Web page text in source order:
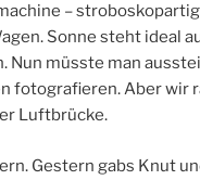
–
Sonne steht ideal
Nun müsste man
fotografieren. Aber wir
Luftbrücke.
Gestern gabs Knut